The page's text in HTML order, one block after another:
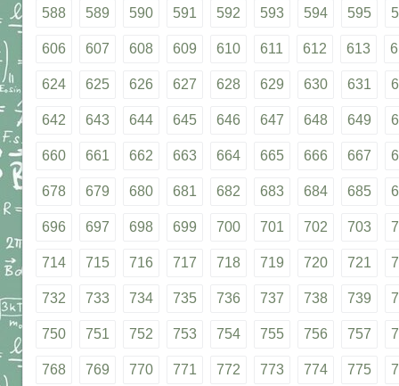
588 589 590 591 592 593 594 595
606 607 608 609 610 611 612 613
624 625 626 627 628 629 630 631
642 643 644 645 646 647 648 649
660 661 662 663 664 665 666 667
678 679 680 681 682 683 684 685
696 697 698 699 700 701 702 703
714 715 716 717 718 719 720 721
732 733 734 735 736 737 738 739
750 751 752 753 754 755 756 757
768 769 770 771 772 773 774 775